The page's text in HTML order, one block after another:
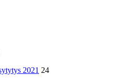
2021 24